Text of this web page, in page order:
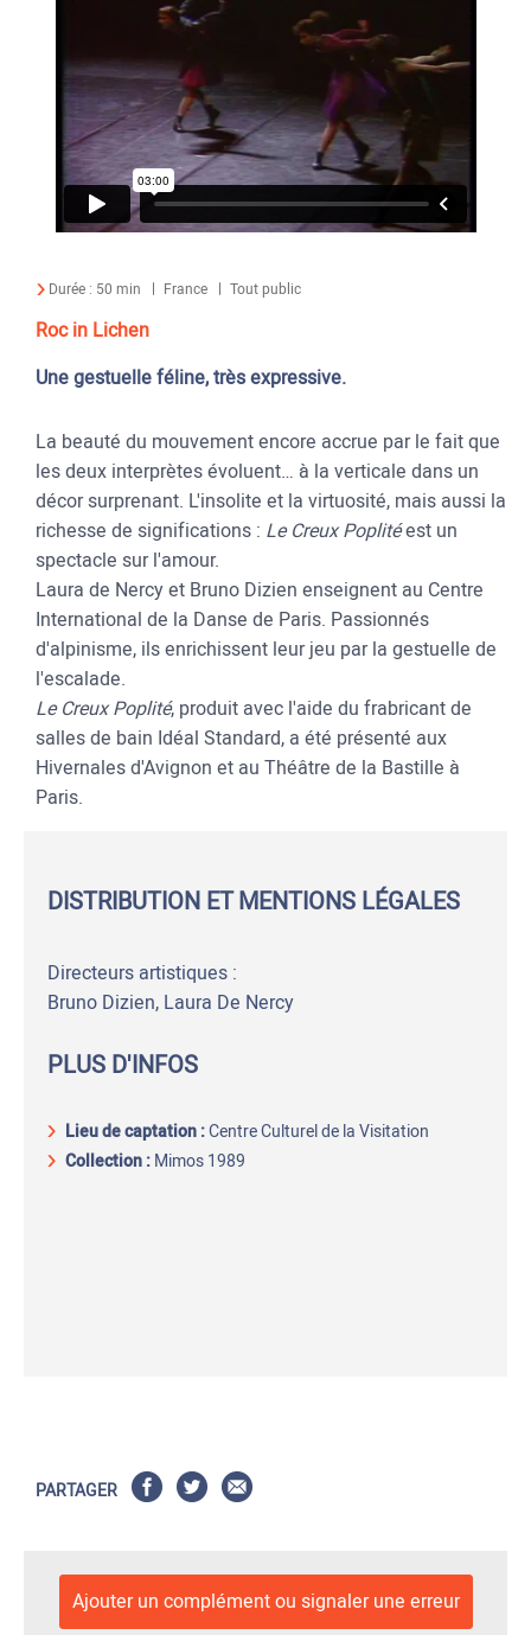
Durée : 50 min France Tout public
Roc in Lichen
Une gestuelle féline, très expressive.
La beauté du mouvement encore accrue par le fait que
les deux interprètes évoluent… à la verticale dans un
décor surprenant. L'insolite et la virtuosité, mais aussi la
richesse de significations : Le Creux Poplitéest un
spectacle sur l'amour.
Laura de Nercy et Bruno Dizien enseignent au Centre
International de la Danse de Paris. Passionnés
d'alpinisme, ils enrichissent leur jeu par la gestuelle de
l'escalade.
Le Creux Poplité, produit avec l'aide du frabricant de
salles de bain Idéal Standard, a été présenté aux
Hivernales d'Avignon et au Théâtre de la Bastille à
Paris.
DISTRIBUTION ET MENTIONS LÉGALES
Directeurs artistiques :
Bruno Dizien, Laura De Nercy
PLUS D'INFOS
Lieu de captation:Centre Culturel de la Visitation
Collection :Mimos 1989
PARTAGER
Ajouter un complément ou signaler une erreur